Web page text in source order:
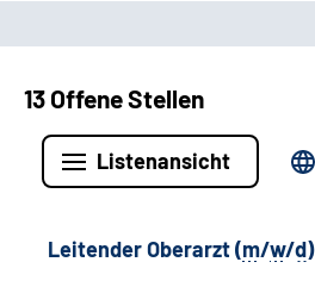
13 Offene Stellen
Listenansicht
Leitender Oberarzt (m/w/d)